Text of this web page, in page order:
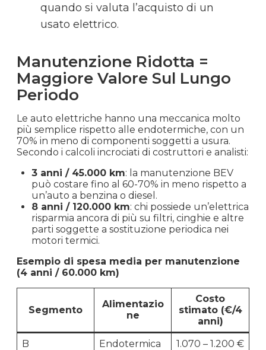
quando si valuta l’acquisto di un
usato elettrico.
Manutenzione Ridotta =
Maggiore Valore Sul Lungo
Periodo
Le auto elettriche hanno una meccanica molto
più semplice rispetto alle endotermiche, con un
70% in meno di componenti soggetti a usura.
Secondo i calcoli incrociati di costruttori e analisti:
3 anni / 45.000 km: la manutenzione BEV
può costare fino al 60-70% in meno rispetto a
un’auto a benzina o diesel.
8 anni / 120.000 km: chi possiede un’elettrica
risparmia ancora di più su filtri, cinghie e altre
parti soggette a sostituzione periodica nei
motori termici.
Esempio di spesa media per manutenzione
(4 anni / 60.000 km)
Segmento
Alimentazio
ne
Costo
stimato (€/4
anni)
B
Endotermica
1.070 – 1.200 €